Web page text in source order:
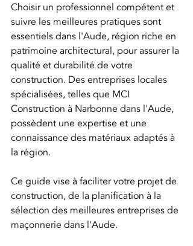
Choisir un professionnel compétent et
suivre les meilleures pratiques sont
essentiels dans l'Aude, région riche en
patrimoine architectural, pour assurer la
qualité et durabilité de votre
construction. Des entreprises locales
spécialisées, telles que MCI
Construction à Narbonne dans l'Aude,
possèdent une expertise et une
connaissance des matériaux adaptés à
la région.
Ce guide vise à faciliter votre projet de
construction, de la planification à la
sélection des meilleures entreprises de
maçonnerie dans l'Aude.